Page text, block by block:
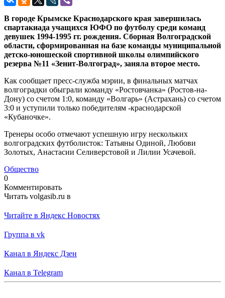
В городе Крымске Краснодарского края завершилась
спартакиада учащихся ЮФО по футболу среди команд
девушек 1994-1995 гг. рождения. Сборная Волгоградской
области, сформированная на базе команды муниципальной
детско-юношеской спортивной школы олимпийского
резерва №11 «Зенит-Волгоград», заняла второе место.
Как сообщает пресс-служба мэрии, в финальных матчах
волгоградки обыграли команду «Ростовчанка» (Ростов-на-
Дону) со счетом 1:0, команду «Волгарь» (Астрахань) со счетом
3:0 и уступили только победителям -краснодарской
«Кубаночке».
Тренеры особо отмечают успешную игру нескольких
волгоградских футболисток: Татьяны Одиной, Любови
Золотых, Анастасии Селиверстовой и Лилии Усачевой.
Общество
0
Комментировать
Читать volgasib.ru в
Читайте в Яндекс Новостях
Группа в vk
Канал в Яндекс Дзен
Канал в Telegram